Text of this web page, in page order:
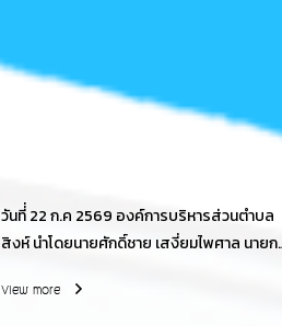
วันที่่ 22 ก.ค 2569 องค์การบริหารส่วนตำบล
สิงห์ นำโดยนายศักดิ์ชาย เสงี่ยมไพศาล นายก
เนื่องในวันเข้าพรรษา
View more